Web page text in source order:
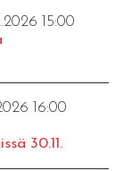
15:00
16:00
30.11.